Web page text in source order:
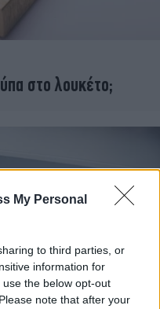
My Personal
to third parties, or
information for
the below opt-out
note that after your
στο λουκέτο;